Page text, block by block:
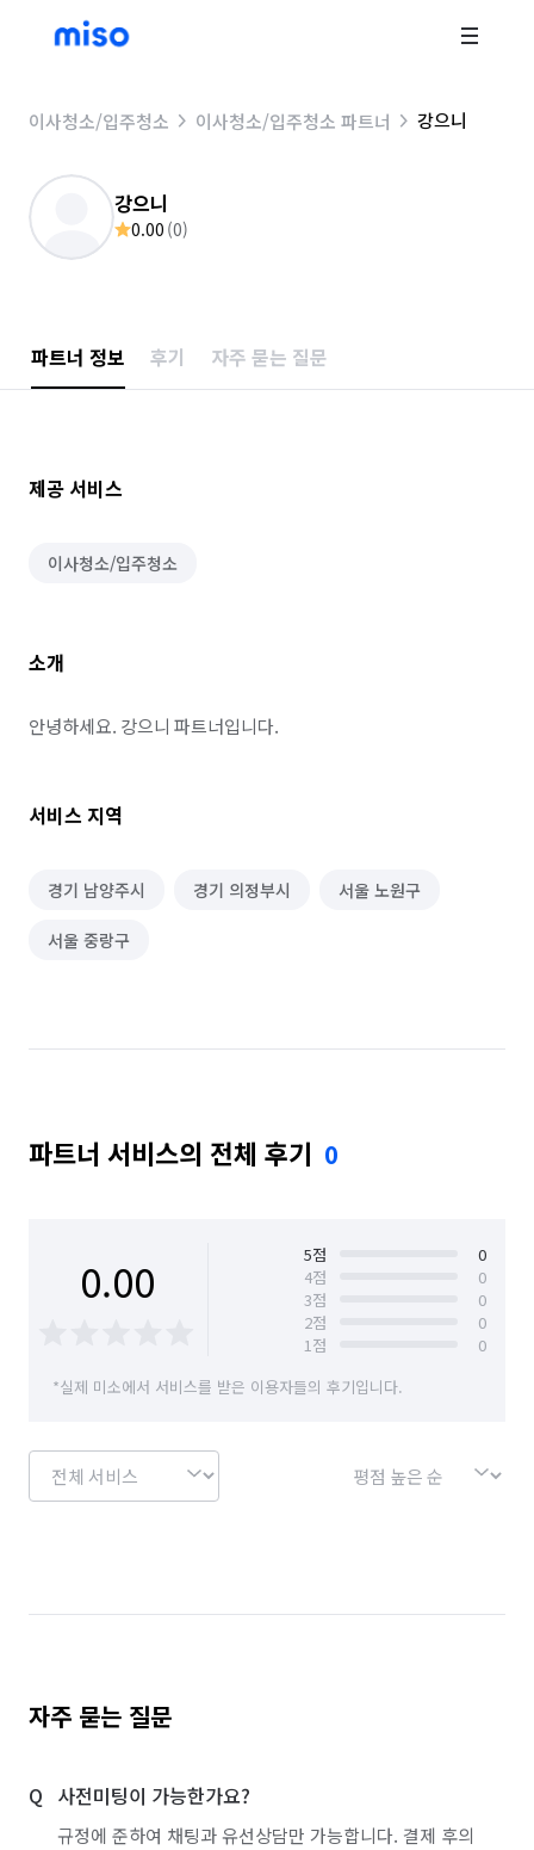
이사청소/입주청소 이사청소/입주청소 파트너 강으니
강으니
0.00 (0)
파트너 정보 후기 자주 묻는 질문
제공 서비스
이사청소/입주청소
소개
안녕하세요. 강으니 파트너입니다.
서비스 지역
경기 남양주시 경기 의정부시 서울 노원구
서울 중랑구
파트너 서비스의 전체 후기 0
0.00 5점
0
4점
0
3점
0
2점
0
1점
0
*실제 미소에서 서비스를 받은 이용자들의 후기입니다.
자주 묻는 질문
사전미팅이 가능한가요?
규정에 준하여 채팅과 유선상담만 가능합니다. 결제 후의